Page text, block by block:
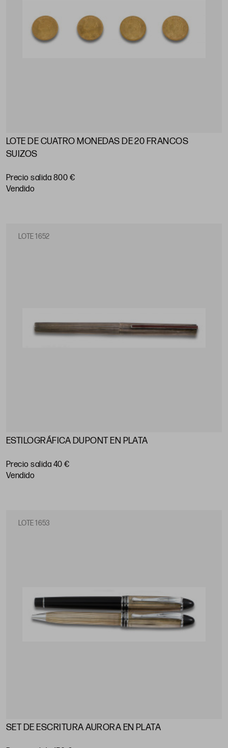
LOTE DE CUATRO MONEDAS DE 20 FRANCOS
SUIZOS
Precio salida 800 €
vendido
LOTE 1652
ESTILOGRÁFICA DUPONT EN PLATA
Precio salida 40 €
vendido
LOTE 1653
SET DE ESCRITURA AURORA EN PLATA